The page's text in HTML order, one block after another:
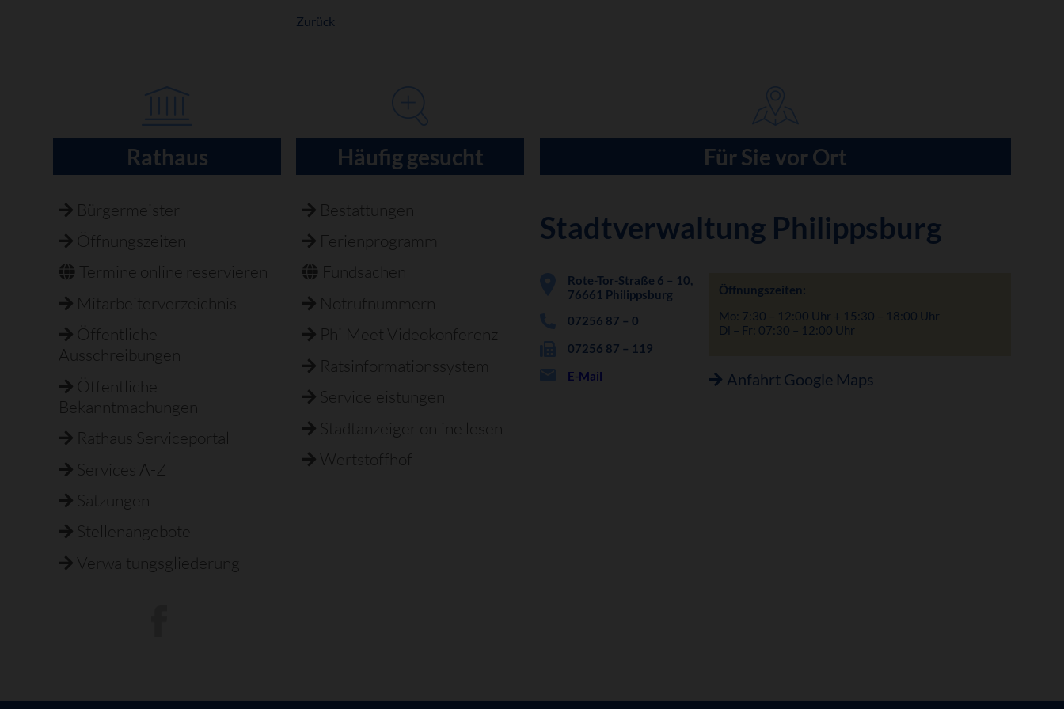
Zurück
Rathaus
Bürgermeister
Öffnungszeiten
Termine online reservieren
Mitarbeiterverzeichnis
Öffentliche
Ausschreibungen
Öffentliche
Bekanntmachungen
Rathaus Serviceportal
Services A-Z
Satzungen
Stellenangebote
Verwaltungsgliederung
Häufig gesucht
Bestattungen
Ferienprogramm
Fundsachen
Notrufnummern
PhilMeet Videokonferenz
Ratsinformationssystem
Serviceleistungen
Stadtanzeiger online lesen
Wertstoffhof
Für Sie vor Ort
Stadtverwaltung Philippsburg
Rote-Tor-Straße 6 – 10,
76661 Philippsburg
07256 87 – 0
07256 87 – 119
E-Mail
Öffnungszeiten:
Mo: 7:30 – 12:00 Uhr + 15:30 – 18:00 Uhr
Di – Fr: 07:30 – 12:00 Uhr
Anfahrt Google Maps